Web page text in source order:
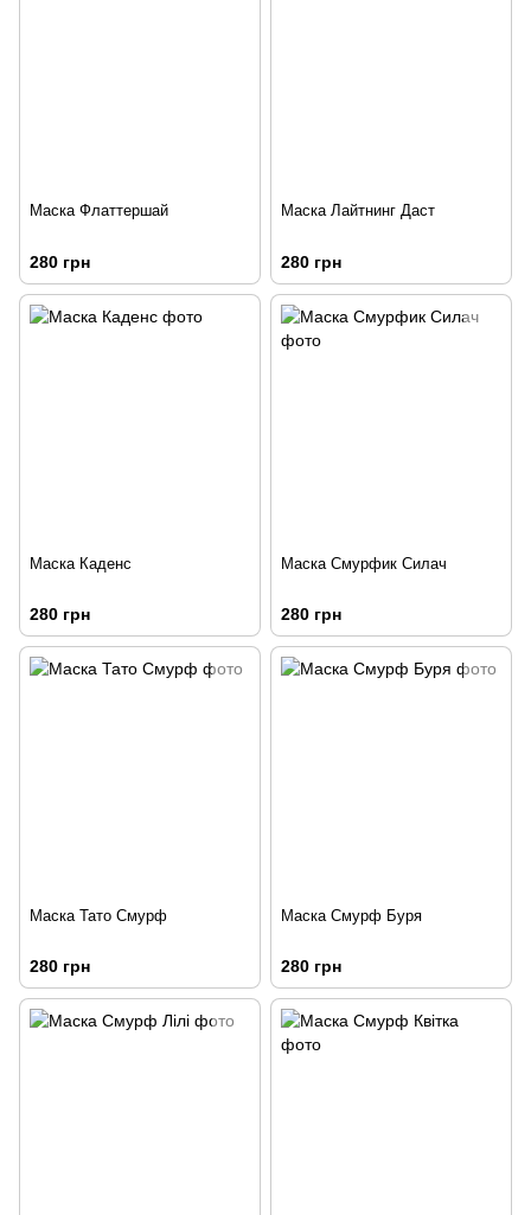
Маска Флаттершай
280 грн
Маска Лайтнинг Даст
280 грн
Маска Каденс
280 грн
Маска Смурфик Силач
280 грн
Маска Тато Смурф
280 грн
Маска Смурф Буря
280 грн